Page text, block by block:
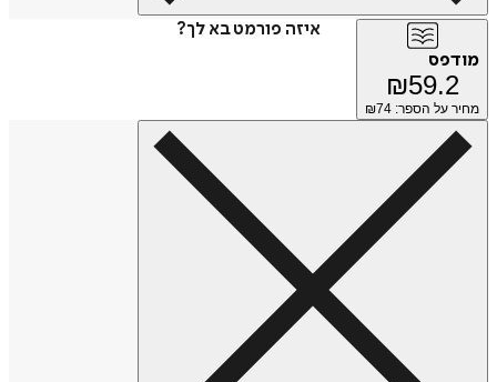
איזה פורמט בא לך?
מודפס
₪59.2
מחיר על הספר: ₪ 74